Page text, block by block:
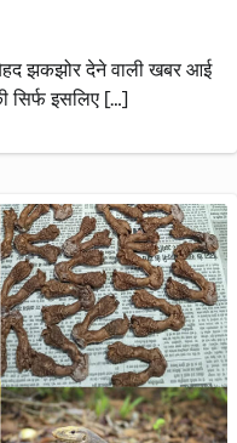
झकझोर देने वाली खबर आई
सिर्फ इसलिए […]